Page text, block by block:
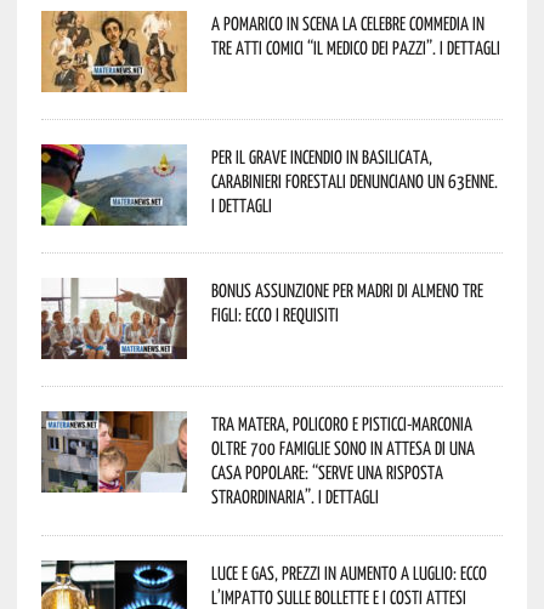
A Pomarico in scena la celebre commedia in
tre atti comici “Il medico dei pazzi”. I dettagli
Per il grave incendio in Basilicata,
Carabinieri forestali denunciano un 63enne.
I dettagli
Bonus assunzione per madri di almeno tre
figli: ecco i requisiti
Tra Matera, Policoro e Pisticci-Marconia
oltre 700 famiglie sono in attesa di una
casa popolare: “serve una risposta
straordinaria”. I dettagli
Luce e gas, prezzi in aumento a luglio: ecco
l’impatto sulle bollette e i costi attesi